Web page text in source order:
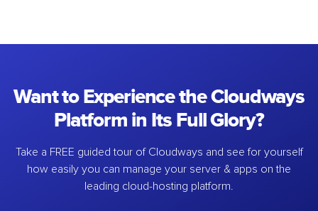
Want to Experience the Cloudways
Platform in Its Full Glory?
Take a FREE guided tour of Cloudways and see for yourself
how easily you can manage your server & apps on the
leading cloud-hosting platform.